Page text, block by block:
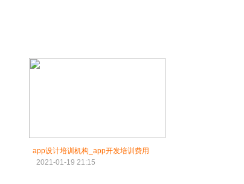
app设计培训机构_app开发培训费用
2021-01-19 21:15